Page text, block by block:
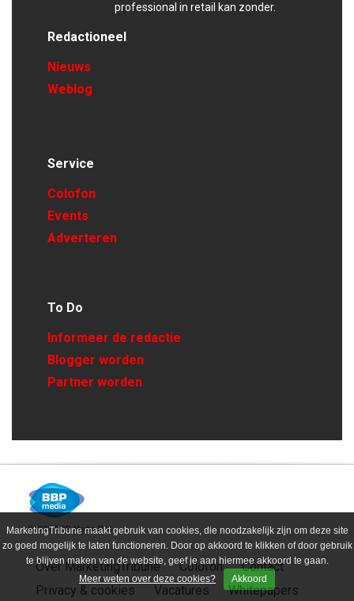
MarketingTribune maakt gebruik van cookies, die noodzakelijk zijn om deze site
zo goed mogelijk te laten functioneren. Door op akkoord te klikken of door gebruik
te blijven maken van de website, geef je aan hiermee akkoord te gaan.
Meer weten over deze cookies?
Akkoord
professional in retail kan zonder.
Redactioneel
Nieuws
Weblog
Service
Colofon
Events
Adverteren
To Do
Informeer de redactie
Blogger worden
Partner worden
©2026 BBP Media B.V.
Over MarketingTribune Colofon
Contact
Privacy & cookies
Vacatures Whitepapers